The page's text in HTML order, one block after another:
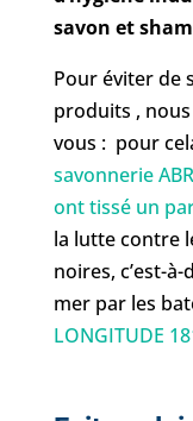
savon et
Pour éviter de
produits ,
vous : pour
savonnerie
ont tissé un
la lutte contre
noires, c’est-
mer par les
LONGITUDE